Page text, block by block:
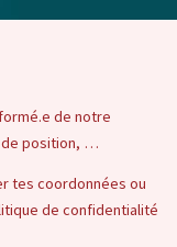
de notre
de position, …
tes coordonnées ou
de confidentialité